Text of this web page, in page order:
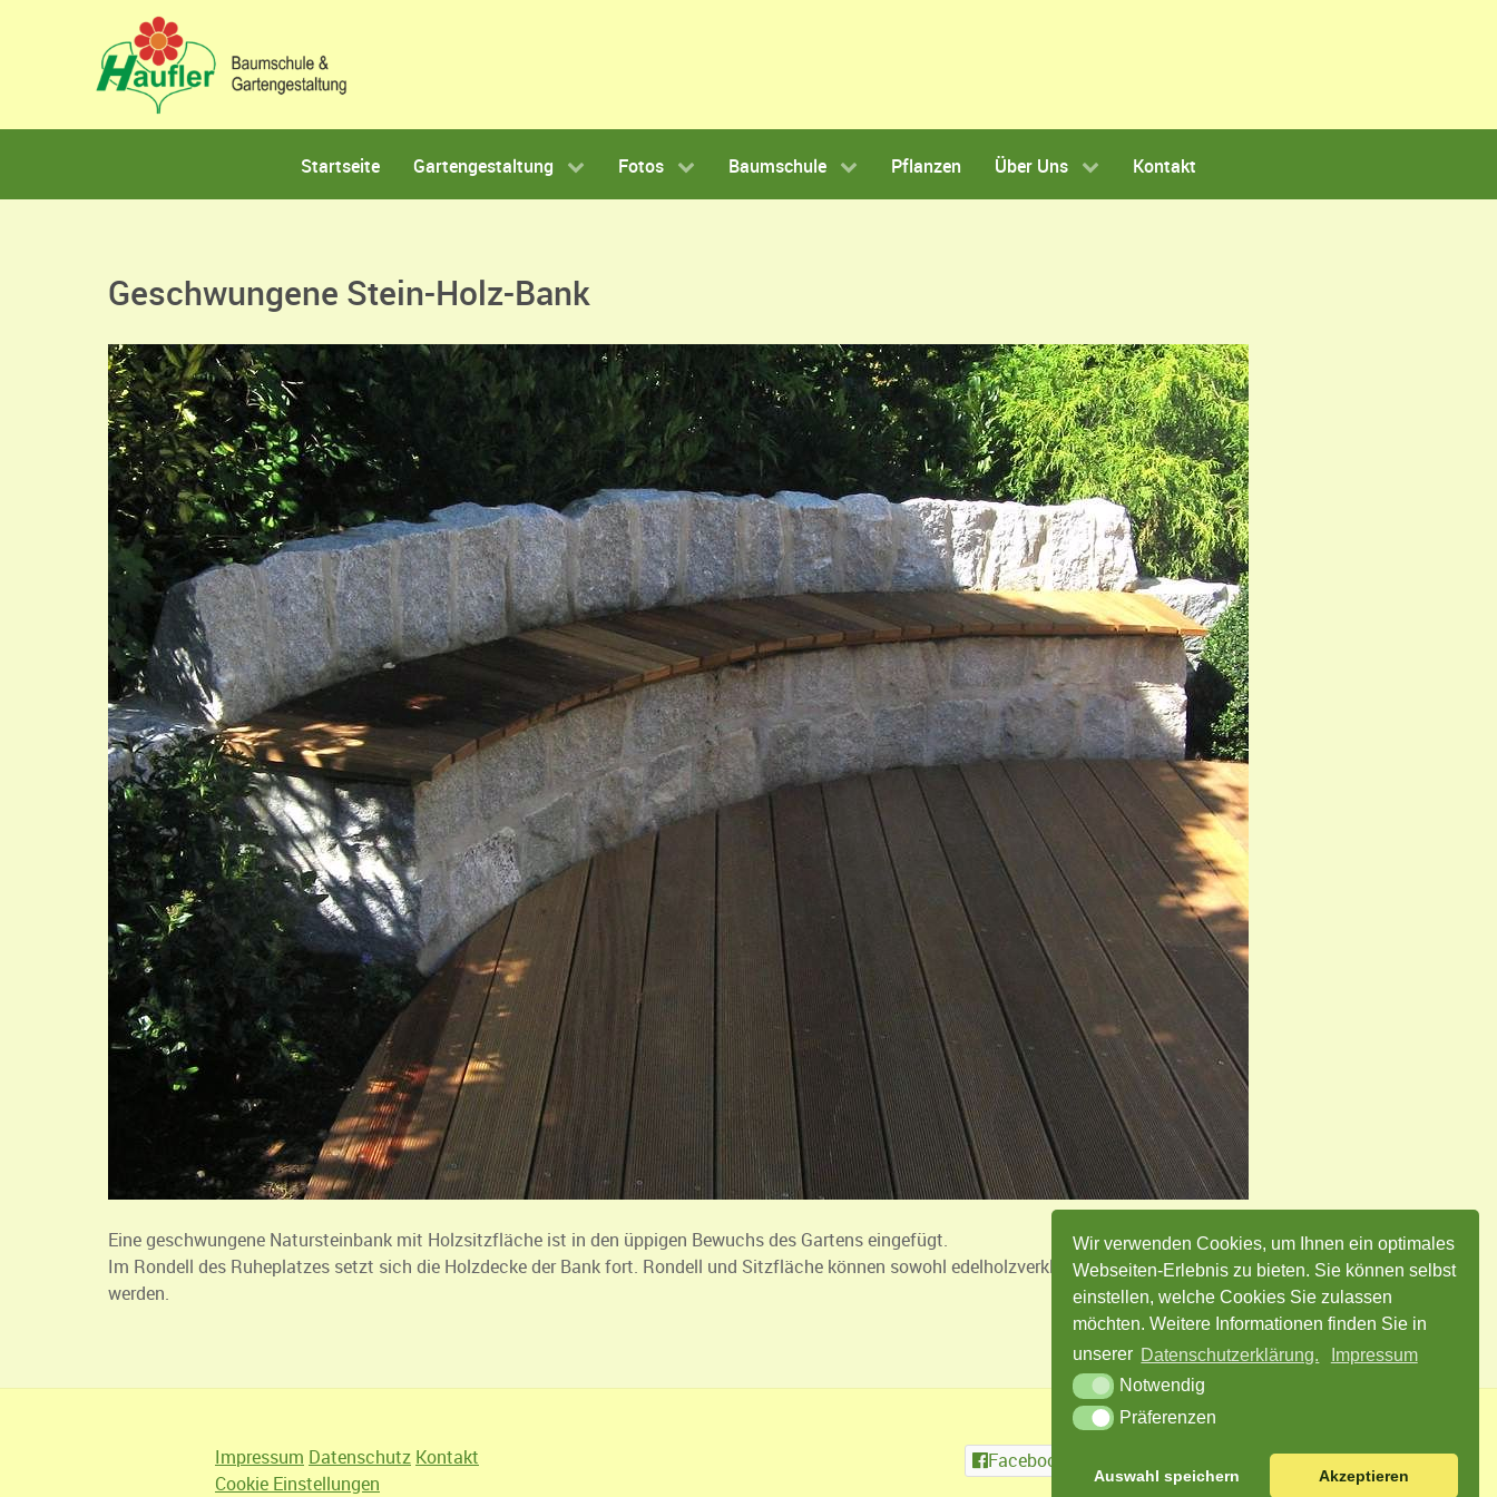
Wir verwenden Cookies, um Ihnen ein optimales
Webseiten-Erlebnis zu bieten. Sie können selbst
einstellen, welche Cookies Sie zulassen
möchten. Weitere Informationen finden Sie in
unserer Datenschutzerklärung.
Impressum
Notwendig
Präferenzen
Auswahl speichern Akzeptieren
Startseite Gartengestaltung Fotos Baumschule Pflanzen Über Uns Kontakt
Geschwungene Stein-Holz-Bank
Eine geschwungene Natursteinbank mit Holzsitzfläche ist in den üppigen Bewuchs des Gartens eingefügt.
Im Rondell des Ruheplatzes setzt sich die Holzdecke der Bank fort. Rondell und Sitzfläche können sowohl edelholzverkleidet als auch mit WPCplatten angeboten
werden.
Impressum Datenschutz Kontakt
Cookie Einstellungen
Facebook Instagram